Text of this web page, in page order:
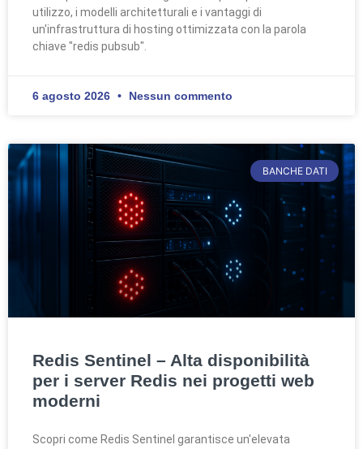
utilizzo, i modelli architetturali e i vantaggi di
un'infrastruttura di hosting ottimizzata con la parola
chiave "redis pubsub".
6 agosto 2026 Nessun commento
BANCHE DATI
Redis Sentinel – Alta disponibilità
per i server Redis nei progetti web
moderni
Scopri come Redis Sentinel garantisce un'elevata